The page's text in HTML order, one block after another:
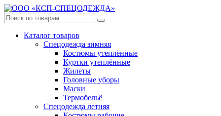
Каталог товаров
Спецодежда зимняя
Костюмы утеплённые
Куртки утеплённые
Жилеты
Головные уборы
Маски
Термобельё
Спецодежда летняя